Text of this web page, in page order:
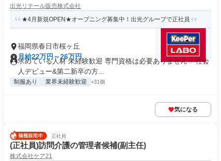
出光リテール販売株式会社
★4月新規OPEN★オープニング募集中！出光グループで正社員
福岡県春日市桜ヶ丘
月給22万円～26万円
求めている人材 未経験歓迎 専門資格は必要ありません ✅社会
人デビュー&第二新卒の方...
制服あり 業界未経験歓迎 +31個
気になる
正社員
(正社員)訪問介護の管理者候補(副主任)
株式会社ケア21